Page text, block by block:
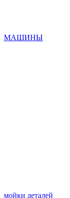
МАШИНЫ
мойки деталей